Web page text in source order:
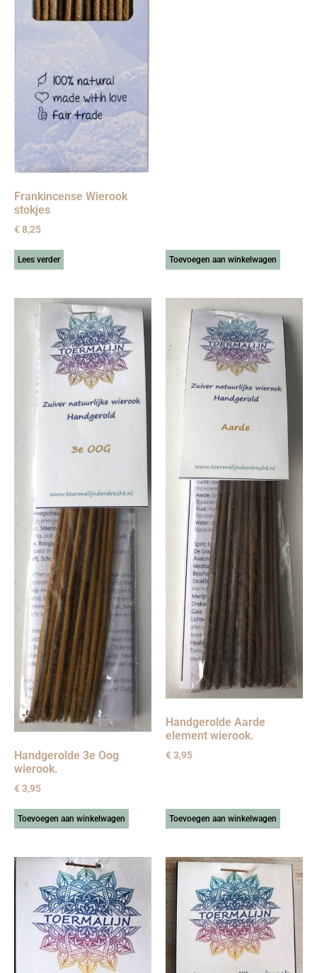
Frankincense Wierook
stokjes
€8,25
Lees verder Toevoegen aan winkelwagen
Handgerolde 3e Oog
wierook.
€3,95
Toevoegen aan winkelwagen
Handgerolde Aarde
element wierook.
€3,95
Toevoegen aan winkelwagen